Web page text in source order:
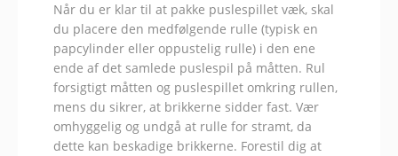
Når du er klar til at pakke puslespillet væk, skal
du placere den medfølgende rulle (typisk en
papcylinder eller oppustelig rulle) i den ene
ende af det samlede puslespil på måtten. Rul
forsigtigt måtten og puslespillet omkring rullen,
mens du sikrer, at brikkerne sidder fast. Vær
omhyggelig og undgå at rulle for stramt, da
dette kan beskadige brikkerne. Forestil dig at